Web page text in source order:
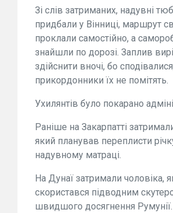
Зі слів затриманих, надувні
придбали у Вінниці, маршрут
проклали самостійно, а
знайшли по дорозі. Заплив
здійснити вночі, бо
прикордонники їх не помітять.
Ухилянтів було покарано
Раніше на Закарпатті
який планував переплисти
надувному матраці.
На Дунаї затримали чоловіка,
скористався підводним
швидшого досягнення Румунії.